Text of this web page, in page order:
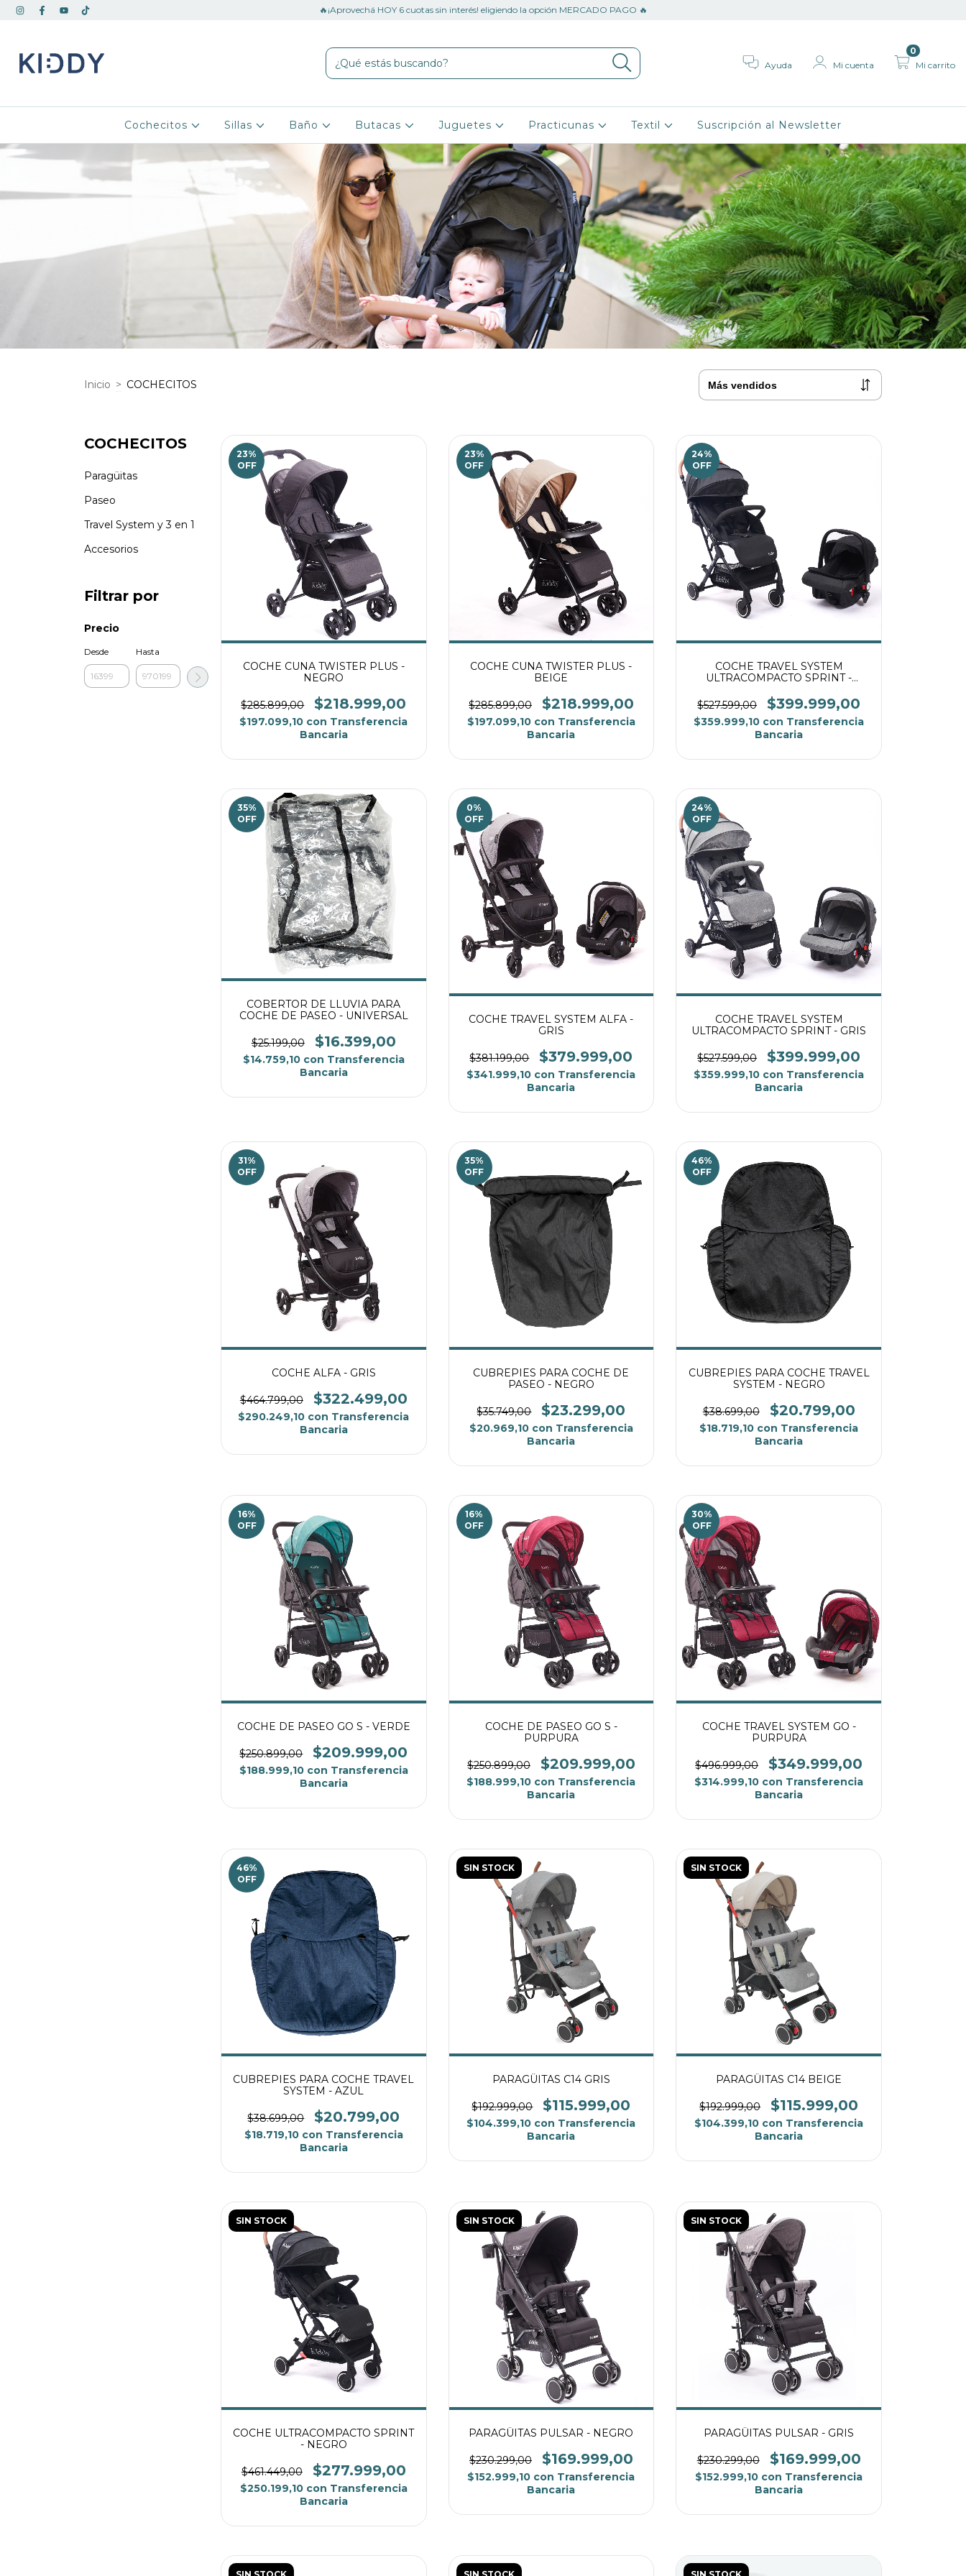
🔥¡Aprovechá HOY 6 cuotas sin interés! eligiendo la opción MERCADO PAGO 🔥
Ayuda Mi cuenta Mi carrito
0
Cochecitos Sillas Baño Butacas Juguetes Practicunas Textil Suscripción al Newsletter
Inicio > COCHECITOS
COCHECITOS
Paragüitas
Paseo
Travel System y 3 en 1
Accesorios
Filtrar por
Precio
Desde Hasta
23%
OFF
COCHE CUNA TWISTER PLUS -
NEGRO
$285.899,00 $218.999,00
$197.099,10 con Transferencia
Bancaria
23%
OFF
COCHE CUNA TWISTER PLUS -
BEIGE
$285.899,00 $218.999,00
$197.099,10 con Transferencia
Bancaria
24%
OFF
COCHE TRAVEL SYSTEM
ULTRACOMPACTO SPRINT -
$527.599,00
$399.999,00
$359.999,10 con Transferencia
Bancaria
35%
OFF
COBERTOR DE LLUVIA PARA
COCHE DE PASEO - UNIVERSAL
$25.199,00 $16.399,00
$14.759,10 con Transferencia
Bancaria
0%
OFF
COCHE TRAVEL SYSTEM ALFA -
GRIS
$381.199,00 $379.999,00
$341.999,10 con Transferencia
Bancaria
24%
OFF
COCHE TRAVEL SYSTEM
ULTRACOMPACTO SPRINT - GRIS
$527.599,00 $399.999,00
$359.999,10 con Transferencia
Bancaria
31%
OFF
COCHE ALFA - GRIS
$464.799,00 $322.499,00
$290.249,10 con Transferencia
Bancaria
35%
OFF
CUBREPIES PARA COCHE DE
PASEO - NEGRO
$35.749,00 $23.299,00
$20.969,10 con Transferencia
Bancaria
46%
OFF
CUBREPIES PARA COCHE TRAVEL
SYSTEM - NEGRO
$38.699,00 $20.799,00
$18.719,10 con Transferencia
Bancaria
16%
OFF
COCHE DE PASEO GO S - VERDE
$250.899,00 $209.999,00
$188.999,10 con Transferencia
Bancaria
16%
OFF
COCHE DE PASEO GO S -
PURPURA
$250.899,00 $209.999,00
$188.999,10 con Transferencia
Bancaria
30%
OFF
COCHE TRAVEL SYSTEM GO -
PURPURA
$496.999,00 $349.999,00
$314.999,10 con Transferencia
Bancaria
46%
OFF
CUBREPIES PARA COCHE TRAVEL
SYSTEM - AZUL
$38.699,00 $20.799,00
$18.719,10 con Transferencia
Bancaria
SIN STOCK
PARAGÜITAS C14 GRIS
$192.999,00 $115.999,00
$104.399,10 con Transferencia
Bancaria
SIN STOCK
PARAGÜITAS C14 BEIGE
$192.999,00 $115.999,00
$104.399,10 con Transferencia
Bancaria
SIN STOCK
COCHE ULTRACOMPACTO SPRINT
- NEGRO
$461.449,00 $277.999,00
$250.199,10 con Transferencia
Bancaria
SIN STOCK
PARAGÜITAS PULSAR - NEGRO
$230.299,00 $169.999,00
$152.999,10 con Transferencia
Bancaria
SIN STOCK
PARAGÜITAS PULSAR - GRIS
$230.299,00 $169.999,00
$152.999,10 con Transferencia
Bancaria